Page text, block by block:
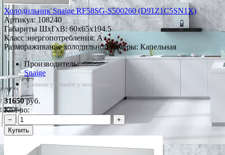
Холодильник Snaige RF58SG-S500260 (D91Z1C5SN1X)
Артикул:108240
Габариты ШxГxВ: 60x65x194.5
Класс энергопотребления: A+
Размораживание холодильной камеры: Капельная
Производитель:
Snaige
*Наличие уточняйте у менеджера
31650руб.
Кол-во:
−
+
Купить